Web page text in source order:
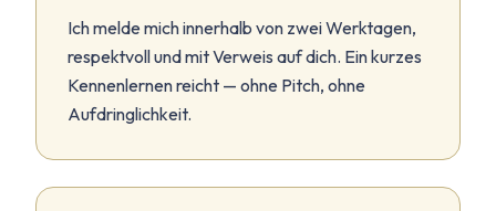
Ich melde mich innerhalb von zwei Werktagen,
respektvoll und mit Verweis auf dich. Ein kurzes
Kennenlernen reicht — ohne Pitch, ohne
Aufdringlichkeit.